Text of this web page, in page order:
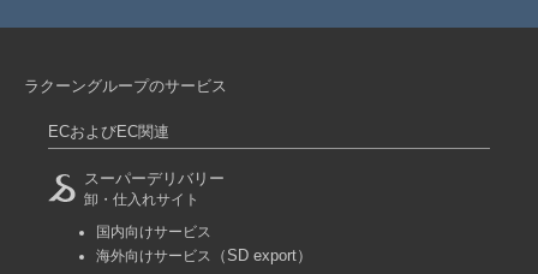
ラクーングループのサービス
ECおよびEC関連
スーパーデリバリー
卸・仕入れサイト
国内向けサービス
海外向けサービス
（SD export）